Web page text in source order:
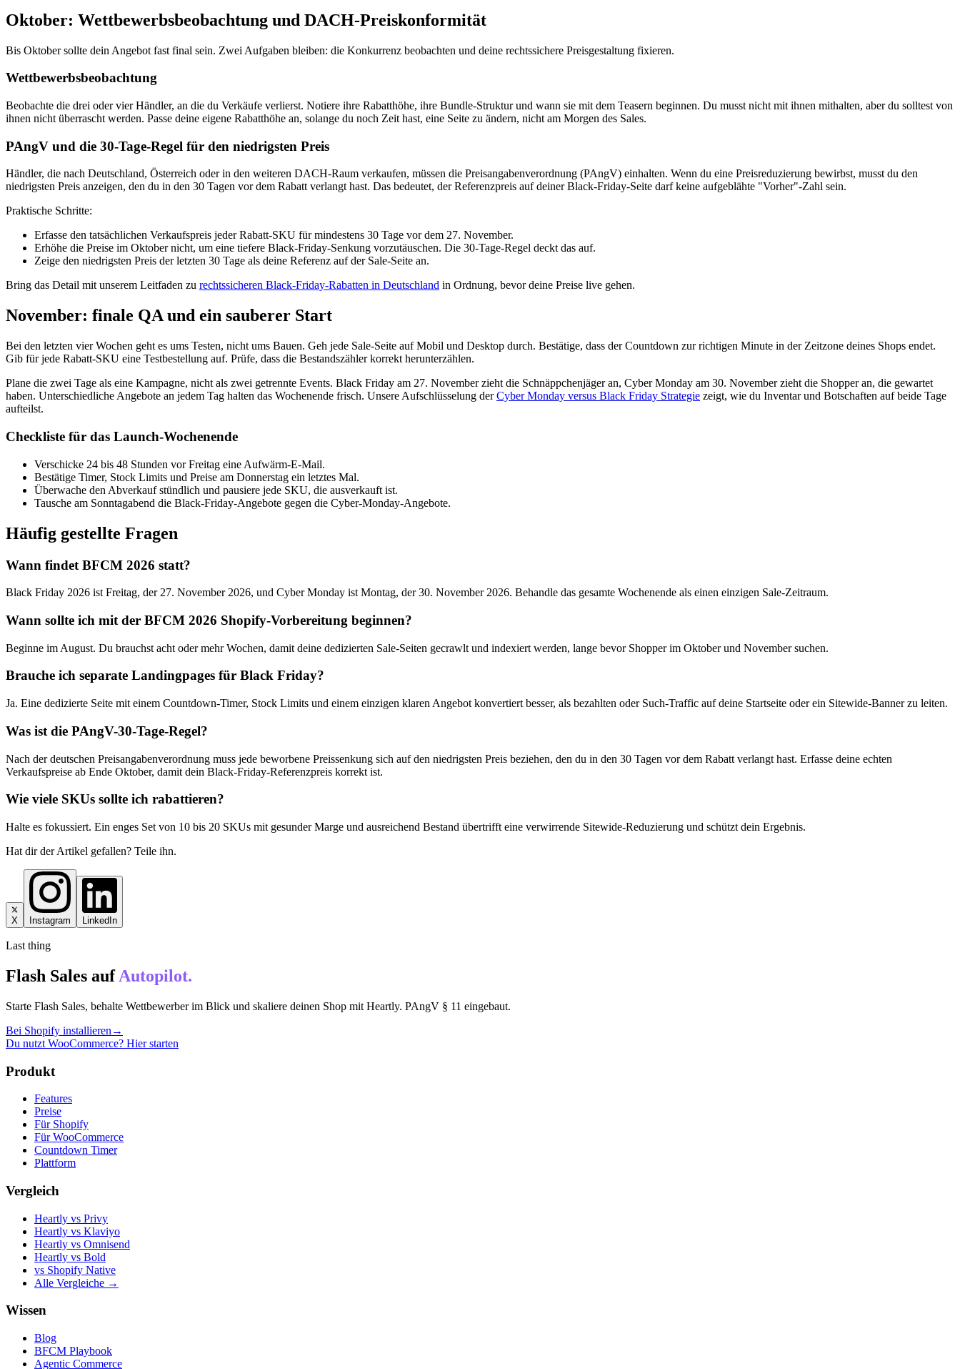
Oktober: Wettbewerbsbeobachtung und DACH-Preiskonformität
Bis Oktober sollte dein Angebot fast final sein. Zwei Aufgaben bleiben: die Konkurrenz beobachten und deine rechtssichere Preisgestaltung fixieren.
Wettbewerbsbeobachtung
Beobachte die drei oder vier Händler, an die du Verkäufe verlierst. Notiere ihre Rabatthöhe, ihre Bundle-Struktur und wann sie mit dem Teasern beginnen. Du musst nicht mit ihnen mithalten, aber du solltest von
ihnen nicht überrascht werden. Passe deine eigene Rabatthöhe an, solange du noch Zeit hast, eine Seite zu ändern, nicht am Morgen des Sales.
PAngV und die 30-Tage-Regel für den niedrigsten Preis
Händler, die nach Deutschland, Österreich oder in den weiteren DACH-Raum verkaufen, müssen die Preisangabenverordnung (PAngV) einhalten. Wenn du eine Preisreduzierung bewirbst, musst du den
niedrigsten Preis anzeigen, den du in den 30 Tagen vor dem Rabatt verlangt hast. Das bedeutet, der Referenzpreis auf deiner Black-Friday-Seite darf keine aufgeblähte "Vorher"-Zahl sein.
Praktische Schritte:
Erfasse den tatsächlichen Verkaufspreis jeder Rabatt-SKU für mindestens 30 Tage vor dem 27. November.
Erhöhe die Preise im Oktober nicht, um eine tiefere Black-Friday-Senkung vorzutäuschen. Die 30-Tage-Regel deckt das auf.
Zeige den niedrigsten Preis der letzten 30 Tage als deine Referenz auf der Sale-Seite an.
Bring das Detail mit unserem Leitfaden zu rechtssicheren Black-Friday-Rabatten in Deutschland in Ordnung, bevor deine Preise live gehen.
November: finale QA und ein sauberer Start
Bei den letzten vier Wochen geht es ums Testen, nicht ums Bauen. Geh jede Sale-Seite auf Mobil und Desktop durch. Bestätige, dass der Countdown zur richtigen Minute in der Zeitzone deines Shops endet.
Gib für jede Rabatt-SKU eine Testbestellung auf. Prüfe, dass die Bestandszähler korrekt herunterzählen.
Plane die zwei Tage als eine Kampagne, nicht als zwei getrennte Events. Black Friday am 27. November zieht die Schnäppchenjäger an, Cyber Monday am 30. November zieht die Shopper an, die gewartet
haben. Unterschiedliche Angebote an jedem Tag halten das Wochenende frisch. Unsere Aufschlüsselung derCyber Monday versus Black Friday Strategie zeigt, wie du Inventar und Botschaften auf beide Tage
aufteilst.
Checkliste für das Launch-Wochenende
Verschicke 24 bis 48 Stunden vor Freitag eine Aufwärm-E-Mail.
Bestätige Timer, Stock Limits und Preise am Donnerstag ein letztes Mal.
Überwache den Abverkauf stündlich und pausiere jede SKU, die ausverkauft ist.
Tausche am Sonntagabend die Black-Friday-Angebote gegen die Cyber-Monday-Angebote.
Häufig gestellte Fragen
Wann findet BFCM 2026 statt?
Black Friday 2026 ist Freitag, der 27. November 2026, und Cyber Monday ist Montag, der 30. November 2026. Behandle das gesamte Wochenende als einen einzigen Sale-Zeitraum.
Wann sollte ich mit der BFCM 2026 Shopify-Vorbereitung beginnen?
Beginne im August. Du brauchst acht oder mehr Wochen, damit deine dedizierten Sale-Seiten gecrawlt und indexiert werden, lange bevor Shopper im Oktober und November suchen.
Brauche ich separate Landingpages für Black Friday?
Ja. Eine dedizierte Seite mit einem Countdown-Timer, Stock Limits und einem einzigen klaren Angebot konvertiert besser, als bezahlten oder Such-Traffic auf deine Startseite oder ein Sitewide-Banner zu leiten.
Was ist die PAngV-30-Tage-Regel?
Nach der deutschen Preisangabenverordnung muss jede beworbene Preissenkung sich auf den niedrigsten Preis beziehen, den du in den 30 Tagen vor dem Rabatt verlangt hast. Erfasse deine echten
Verkaufspreise ab Ende Oktober, damit dein Black-Friday-Referenzpreis korrekt ist.
Wie viele SKUs sollte ich rabattieren?
Halte es fokussiert. Ein enges Set von 10 bis 20 SKUs mit gesunder Marge und ausreichend Bestand übertrifft eine verwirrende Sitewide-Reduzierung und schützt dein Ergebnis.
Hat dir der Artikel gefallen? Teile ihn.
X Instagram LinkedIn
Last thing
Flash Sales auf Autopilot.
Starte Flash Sales, behalte Wettbewerber im Blick und skaliere deinen Shop mit Heartly. PAngV § 11 eingebaut.
Bei Shopify installieren →
Du nutzt WooCommerce? Hier starten
Produkt
Features
Preise
Für Shopify
Für WooCommerce
Countdown Timer
Plattform
Vergleich
Heartly vs Privy
Heartly vs Klaviyo
Heartly vs Omnisend
Heartly vs Bold
vs Shopify Native
Alle Vergleiche →
Wissen
Blog
BFCM Playbook
Agentic Commerce